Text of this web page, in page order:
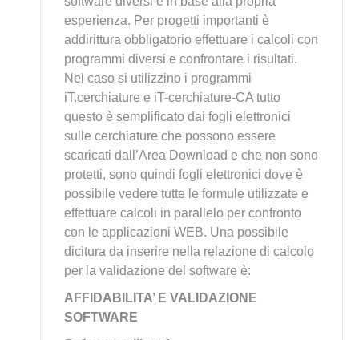
esperienza. Per progetti importanti è
addirittura obbligatorio effettuare i calcoli con
programmi diversi e confrontare i risultati.
Nel caso si utilizzino i programmi
iT.cerchiature e iT-cerchiature-CA tutto
questo è semplificato dai fogli elettronici
sulle cerchiature che possono essere
scaricati dall’Area Download e che non sono
protetti, sono quindi fogli elettronici dove è
possibile vedere tutte le formule utilizzate e
effettuare calcoli in parallelo per confronto
con le applicazioni WEB. Una possibile
dicitura da inserire nella relazione di calcolo
per la validazione del software è:
AFFIDABILITA’ E VALIDAZIONE
SOFTWARE